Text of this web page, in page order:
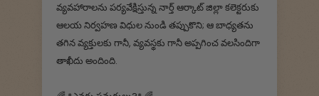
వ్యవహారాలను పర్యవేక్షిస్తున్న నార్త్ ఆర్కాట్ జిల్లా కలెక్టరుకు
ఆలయ నిర్వహణ విధుల నుండి తప్పుకొని; ఆ బాధ్యతను
తగిన వ్యక్తులకు గానీ, వ్యవస్థకు గానీ అప్పగించ వలసిందిగా
తాఖీదు అందింది.